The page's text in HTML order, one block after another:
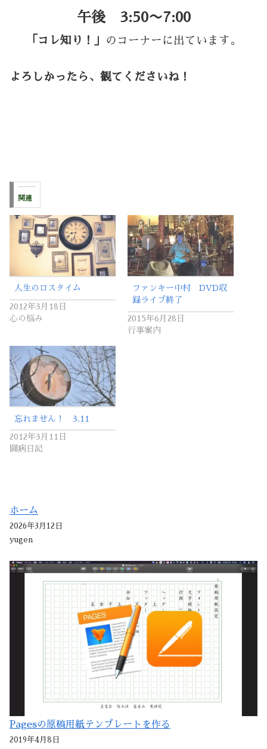
午後 3:50〜7:00
「コレ知り！」 のコーナーに出ています。
よろしかったら、観てくださいね！
関連
人生のロスタイム
2012年3月18日
心の悩み
ファンキー中村 DVD収
録ライブ終了
2015年6月28日
行事案内
忘れません！ 3.11
2012年3月11日
闘病日記
ホーム
2026年3月12日
yugen
Pagesの原稿用紙テンプレートを作る
2019年4月8日